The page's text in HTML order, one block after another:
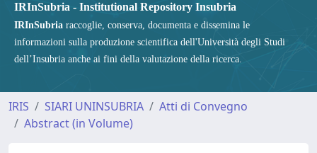
IRInSubria - Institutional Repository Insubria
IRInSubria raccoglie, conserva, documenta e dissemina le
informazioni sulla produzione scientifica dell'Università degli Studi
dell’Insubria anche ai fini della valutazione della ricerca.
IRIS SIARI UNINSUBRIA
Atti di Convegno
Abstract (in Volume)